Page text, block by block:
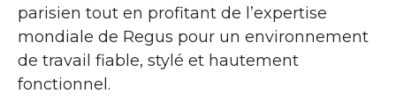
parisien tout en profitant de l’expertise
mondiale de Regus pour un environnement
de travail fiable, stylé et hautement
fonctionnel.